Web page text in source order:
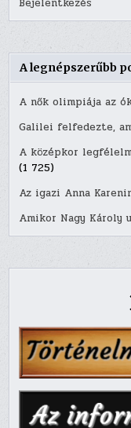
Bejelentkezés
A legnépszerűbb
A nők olimpiája az
Galilei felfedezte,
A középkor
(1 725)
Az igazi Anna
Amikor Nagy Károly